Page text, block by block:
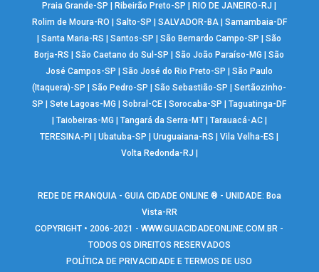
Praia Grande-SP
Ribeirão Preto-SP RIO DE JANEIRO-RJ
Rolim de Moura-RO
Salto-SP SALVADOR-BA| Samambaia-DF
|Santa Maria-RS |Santos-SP |São Bernardo Campo-SP |São
Borja-RS
|São Caetano do Sul-SP |São João Paraíso-MG |São
José Campos-SP
|São José do Rio Preto-SP |São Paulo
(Itaquera)-SP
|São Pedro-SP |São Sebastião-SP |Sertãozinho-
SP
|Sete Lagoas-MG |Sobral-CE |Sorocaba-SP |Taguatinga-DF
Taiobeiras-MG Tangará da Serra-MT| Tarauacá-AC|
TERESINA-PI
|Ubatuba-SP |Uruguaiana-RS |Vila Velha-ES
Volta Redonda-RJ
REDE DE FRANQUIA - GUIA CIDADE ONLINE ® - UNIDADE: Boa
Vista-RR
COPYRIGHT • 2006-2021 -WWW.GUIACIDADEONLINE.COM.BR -
TODOS OS DIREITOS RESERVADOS
POLÍTICA DE PRIVACIDADE E TERMOS DE USO